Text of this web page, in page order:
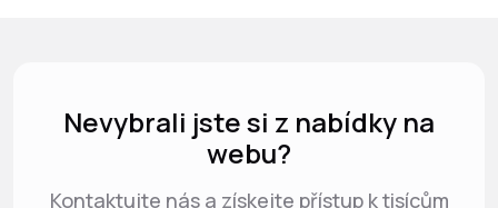
Nevybrali jste si z nabídky na
webu?
Kontaktujte nás a získejte přístup k tisícům